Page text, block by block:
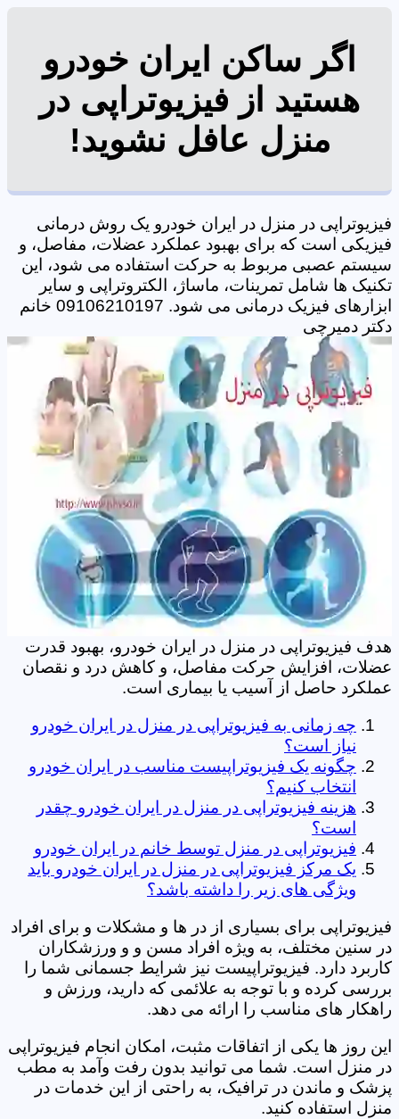
اگر ساکن ایران خودرو
هستید از فیزیوتراپی در
منزل عافل نشوید!
فیزیوتراپی در منزل در ایران خودرو یک روش درمانی
فیزیکی است که برای بهبود عملکرد عضلات، مفاصل، و
سیستم عصبی مربوط به حرکت استفاده می شود، این
تکنیک ها شامل تمرینات، ماساژ، الکتروتراپی و سایر
ابزارهای فیزیک درمانی می شود. 09106210197 خانم
دکتر دمیرچی
هدف فیزیوتراپی در منزل در ایران خودرو، بهبود قدرت
عضلات، افزایش حرکت مفاصل، و کاهش درد و نقصان
عملکرد حاصل از آسیب یا بیماری است.
چه زمانی به فیزیوتراپی در منزل در ایران خودرو
نیاز است؟
چگونه یک فیزیوتراپیست مناسب در ایران خودرو
انتخاب کنیم؟
هزینه فیزیوتراپی در منزل در ایران خودرو چقدر
است؟
فیزیوتراپی در منزل توسط خانم در ایران خودرو
یک مرکز فیزیوتراپی در منزل در ایران خودرو باید
ویژگی های زیر را داشته باشد؟
فیزیوتراپی برای بسیاری از در ها و مشکلات و برای افراد
در سنین مختلف، به ویژه افراد مسن و و ورزشکاران
کاربرد دارد. فیزیوتراپیست نیز شرایط جسمانی شما را
بررسی کرده و با توجه به علائمی که دارید، ورزش و
راهکار های مناسب را ارائه می دهد.
این روز ها یکی از اتفاقات مثبت، امکان انجام فیزیوتراپی
در منزل است. شما می توانید بدون رفت وآمد به مطب
پزشک و ماندن در ترافیک، به راحتی از این خدمات در
منزل استفاده کنید.